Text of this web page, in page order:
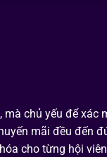
chủ yếu để xác
mãi đều đến
cho từng hội